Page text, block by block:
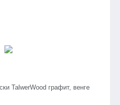
TalwerWood графит, венге